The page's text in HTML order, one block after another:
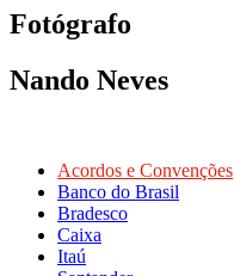
Fotógrafo
Nando Neves
Acordos e Convenções
Banco do Brasil
Bradesco
Caixa
Itaú